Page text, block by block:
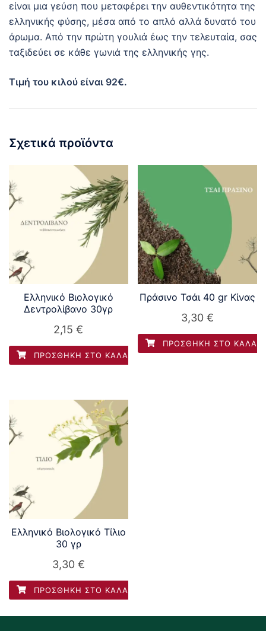
είναι μια γεύση που μεταφέρει την αυθεντικότητα της
ελληνικής φύσης, μέσα από το απλό αλλά δυνατό του
άρωμα. Από την πρώτη γουλιά έως την τελευταία, σας
ταξιδεύει σε κάθε γωνιά της ελληνικής γης.
Τιμή του κιλού είναι 92€.
Σχετικά προϊόντα
Ελληνικό Βιολογικό
Δεντρολίβανο 30γρ
2,15€
ΠΡΟΣΘΉΚΗ ΣΤΟ ΚΑΛΆΘΙ
Πράσινο Τσάι 40 gr Κίνας
3,30€
ΠΡΟΣΘΉΚΗ ΣΤΟ ΚΑΛΆΘΙ
Ελληνικό Βιολογικό Τίλιο
30 γρ
3,30 €
ΠΡΟΣΘΉΚΗ ΣΤΟ ΚΑΛΆΘΙ